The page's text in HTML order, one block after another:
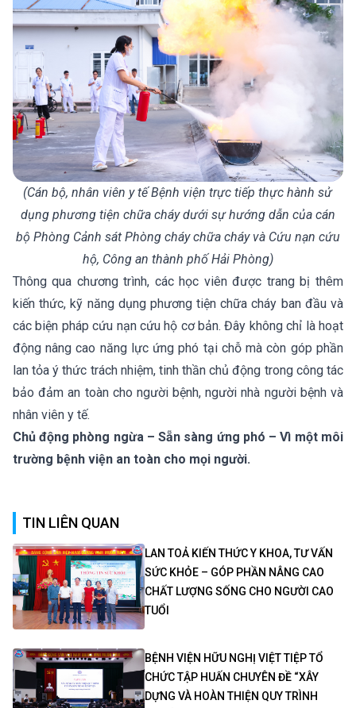
(Cán bộ, nhân viên y tế Bệnh viện trực tiếp thực hành sử
dụng phương tiện chữa cháy dưới sự hướng dẫn của cán
bộ Phòng Cảnh sát Phòng cháy chữa cháy và Cứu nạn cứu
hộ, Công an thành phố Hải Phòng)
Thông qua chương trình, các học viên được trang bị thêm
kiến thức, kỹ năng dụng phương tiện chữa cháy ban đầu và
các biện pháp cứu nạn cứu hộ cơ bản. Đây không chỉ là hoạt
động nâng cao năng lực ứng phó tại chỗ mà còn góp phần
lan tỏa ý thức trách nhiệm, tinh thần chủ động trong công tác
bảo đảm an toàn cho người bệnh, người nhà người bệnh và
nhân viên y tế.
Chủ động phòng ngừa – Sẵn sàng ứng phó – Vì một môi
trường bệnh viện an toàn cho mọi người.
TIN LIÊN QUAN
LAN TOẢ KIẾN THỨC Y KHOA, TƯ VẤN
SỨC KHỎE – GÓP PHẦN NÂNG CAO
CHẤT LƯỢNG SỐNG CHO NGƯỜI CAO
TUỔI
BỆNH VIỆN HỮU NGHỊ VIỆT TIỆP TỔ
CHỨC TẬP HUẤN CHUYÊN ĐỀ “XÂY
DỰNG VÀ HOÀN THIỆN QUY TRÌNH